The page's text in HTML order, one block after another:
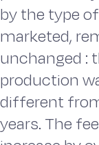
by the type
marketed,
unchanged :
production
different
years. The